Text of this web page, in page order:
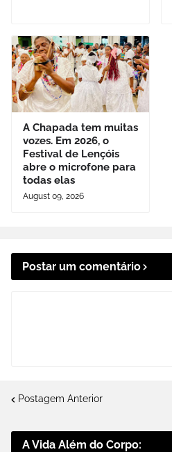
A Chapada tem muitas
vozes. Em 2026, o
Festival de Lençóis
abre o microfone para
todas elas
August 09, 2026
Postar um comentário
Postagem Anterior
A Vida Além do Corpo: